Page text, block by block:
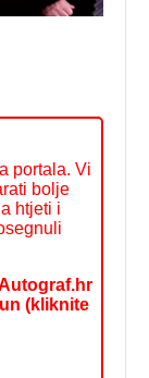
portala. Vi
bolje
htjeti i
(kliknite